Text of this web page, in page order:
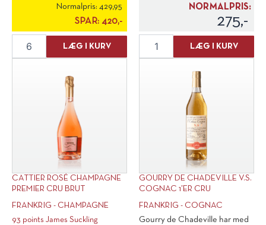
Normalpris: 429,95
SPAR: 420,-
Ampelidae
Quarts
LÆG I KURV
NORMALPRIS:
275,-
"Icone"
LÆG I KURV
CATTIER ROSÉ CHAMPAGNE
PREMIER CRU BRUT
FRANKRIG - CHAMPAGNE
93 points James Suckling
GOURRY DE CHADEVILLE V.S.
COGNAC 1’ER CRU
FRANKRIG - COGNAC
Gourry de Chadeville har med